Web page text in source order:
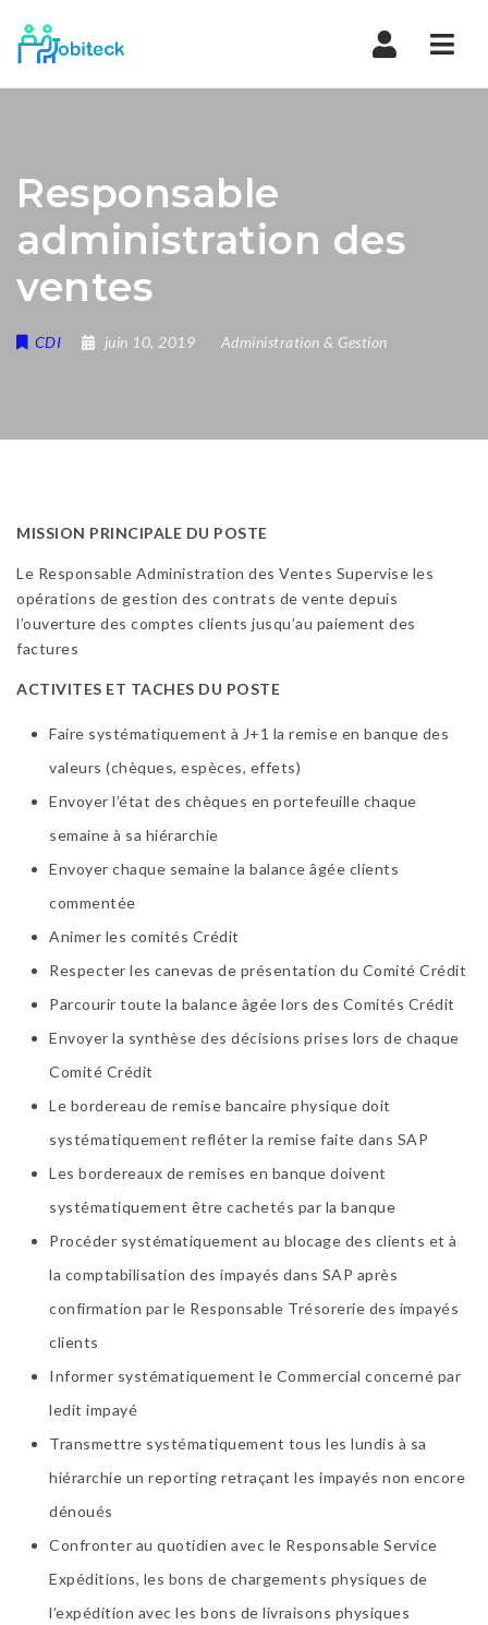
Responsable
administration des
ventes
CDI juin 10, 2019 Administration & Gestion
MISSION PRINCIPALE DU POSTE
Le Responsable Administration des Ventes Supervise les
opérations de gestion des contrats de vente depuis
l’ouverture des comptes clients jusqu’au paiement des
factures
ACTIVITES ET TACHES DU POSTE
Faire systématiquement à J+1 la remise en banque des
valeurs (chèques, espèces, effets)
Envoyer l’état des chèques en portefeuille chaque
semaine à sa hiérarchie
Envoyer chaque semaine la balance âgée clients
commentée
Animer les comités Crédit
Respecter les canevas de présentation du Comité Crédit
Parcourir toute la balance âgée lors des Comités Crédit
Envoyer la synthèse des décisions prises lors de chaque
Comité Crédit
Le bordereau de remise bancaire physique doit
systématiquement refléter la remise faite dans SAP
Les bordereaux de remises en banque doivent
systématiquement être cachetés par la banque
Procéder systématiquement au blocage des clients et à
la comptabilisation des impayés dans SAP après
confirmation par le Responsable Trésorerie des impayés
clients
Informer systématiquement le Commercial concerné par
ledit impayé
Transmettre systématiquement tous les lundis à sa
hiérarchie un reporting retraçant les impayés non encore
dénoués
Confronter au quotidien avec le Responsable Service
Expéditions, les bons de chargements physiques de
l’expédition avec les bons de livraisons physiques